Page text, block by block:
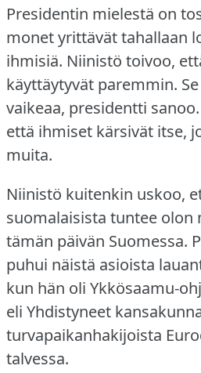
Presidentin mielestä on
monet yrittävät tahallaan
ihmisiä. Niinistö toivoo,
käyttäytyvät paremmin.
vaikeaa, presidentti sanoo.
että ihmiset kärsivät itse,
muita.
Niinistö kuitenkin uskoo,
suomalaisista tuntee olon
tämän päivän Suomessa.
puhui näistä asioista
kun hän oli Ykkösaamu-
eli Yhdistyneet
turvapaikanhakijoista
talvessa.